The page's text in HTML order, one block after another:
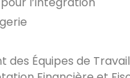
Équipes de Travail